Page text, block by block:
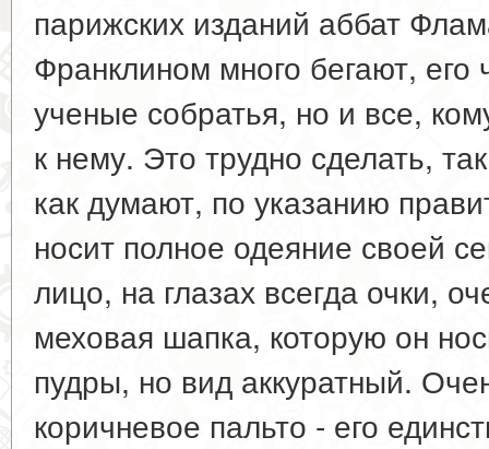
парижских изданий аббат
Франклином много бегают, его
ученые собратья, но и все,
к нему. Это трудно сделать,
как думают, по указанию
носит полное одеяние своей
лицо, на глазах всегда очки,
меховая шапка, которую он
пудры, но вид аккуратный.
коричневое пальто - его